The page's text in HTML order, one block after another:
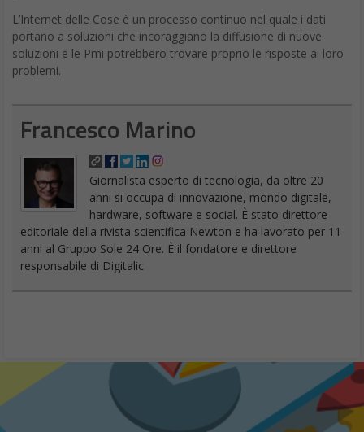
L’Internet delle Cose è un processo continuo nel quale i dati
portano a soluzioni che incoraggiano la diffusione di nuove
soluzioni e le Pmi potrebbero trovare proprio le risposte ai loro
problemi.
Francesco Marino
Giornalista esperto di tecnologia, da oltre 20
anni si occupa di innovazione, mondo digitale,
hardware, software e social. È stato direttore
editoriale della rivista scientifica Newton e ha lavorato per 11
anni al Gruppo Sole 24 Ore. È il fondatore e direttore
responsabile di Digitalic